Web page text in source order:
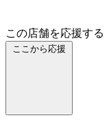
この店舗を応援する
ここから応援